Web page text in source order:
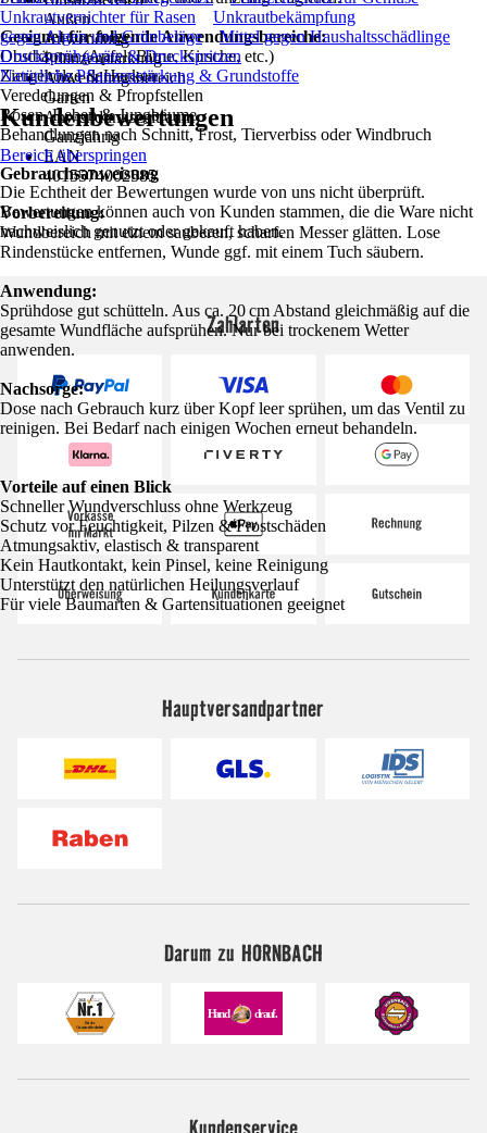
Außen
Anwendung
Pflanzenstärkung
Anwendungsbereich
Garten
Anwendungszeitraum
Ganzjährig
EAN
4015574002585
Geeignet für folgende Anwendungsbereiche:
Obstbäume (Apfel, Birne, Kirsche, etc.)
Ziergehölze & Hecken
Veredelungen & Pfropfstellen
Rosen, Reben & Jungbäume
Behandlungen nach Schnitt, Frost, Tierverbiss oder Windbruch
Gebrauchsanweisung
Vorbereitung:
Wundbereich mit einem sauberen, scharfen Messer glätten. Lose
Rindenstücke entfernen, Wunde ggf. mit einem Tuch säubern.
Anwendung:
Sprühdose gut schütteln. Aus ca. 20 cm Abstand gleichmäßig auf die
gesamte Wundfläche aufsprühen. Nur bei trockenem Wetter
anwenden.
Nachsorge:
Dose nach Gebrauch kurz über Kopf leer sprühen, um das Ventil zu
reinigen. Bei Bedarf nach einigen Wochen erneut behandeln.
Vorteile auf einen Blick
Schneller Wundverschluss ohne Werkzeug
Schutz vor Feuchtigkeit, Pilzen & Frostschäden
Atmungsaktiv, elastisch & transparent
Kein Hautkontakt, kein Pinsel, keine Reinigung
Unterstützt den natürlichen Heilungsverlauf
Für viele Baumarten & Gartensituationen geeignet
Unkrautvernichter für Rasen
Unkrautbekämpfung
gegen Algen und Grünbeläge
Mittel gegen Haushaltsschädlinge
Drucksprühgeräte & Druckspritzen
Natürliche Pflanzenstärkung & Grundstoffe
Kundenbewertungen
Bereich überspringen
Die Echtheit der Bewertungen wurde von uns nicht überprüft.
Bewertungen können auch von Kunden stammen, die die Ware nicht
nachweislich genutzt oder gekauft haben.
Zahlarten
Hauptversandpartner
Darum zu HORNBACH